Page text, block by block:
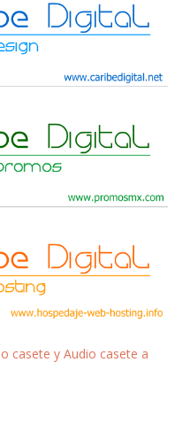
casete y Audio casete a